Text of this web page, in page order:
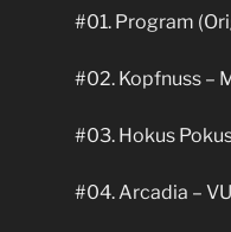
#01. Program
#02. Kopfnuss –
#03. Hokus
#04. Arcadia –